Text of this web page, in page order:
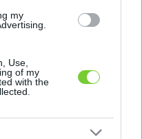
my
Use,
of my
with the
REGISZTRÁCIÓ
-